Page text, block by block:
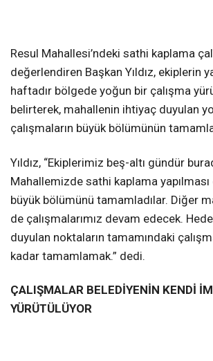
Resul Mahallesi’ndeki sathi kaplama
değerlendiren Başkan Yıldız, ekiplerin
haftadır bölgede yoğun bir çalışma
belirterek, mahallenin ihtiyaç duyulan
çalışmaların büyük bölümünün
Yıldız, “Ekiplerimiz beş-altı gündür
Mahallemizde sathi kaplama yapılması
büyük bölümünü tamamladılar. Diğer
de çalışmalarımız devam edecek.
duyulan noktaların tamamındaki
kadar tamamlamak.” dedi.
ÇALIŞMALAR BELEDİYENİN KENDİ
YÜRÜTÜLÜYOR